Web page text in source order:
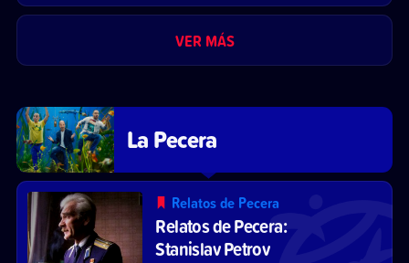
VER MÁS
La Pecera
Relatos de Pecera
Relatos de Pecera:
Stanislav Petrov